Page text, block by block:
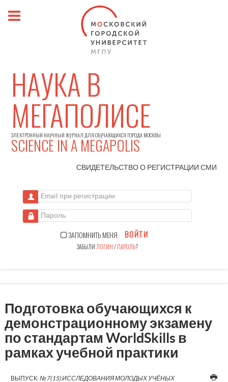
НАУКА В
МЕГАПОЛИСЕ
ЭЛЕКТРОННЫЙ НАУЧНЫЙ ЖУРНАЛ ДЛЯ ОБУЧАЮЩИХСЯ ГОРОДА МОСКВЫ
SCIENCE IN A MEGAPOLIS
СВИДЕТЕЛЬСТВО О РЕГИСТРАЦИИСМИ
Email при регистрации
Пароль
ЗАПОМНИТЬ МЕНЯ ВОЙТИ
ЗАБЫЛИ ЛОГИН/ПАРОЛЬ?
Подготовка обучающихся к
демонстрационному экзамену
по стандартам WorldSkills в
рамках учебной практики
ВЫПУСК:№7(15) ИССЛЕДОВАНИЯ МОЛОДЫХ УЧЁНЫХ